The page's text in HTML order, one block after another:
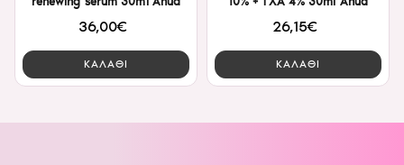
36,00€
ΚΑΛΑΘΙ
26,15€
ΚΑΛΑΘΙ